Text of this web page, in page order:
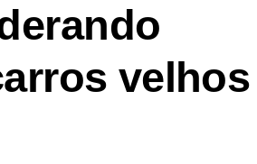
velhos